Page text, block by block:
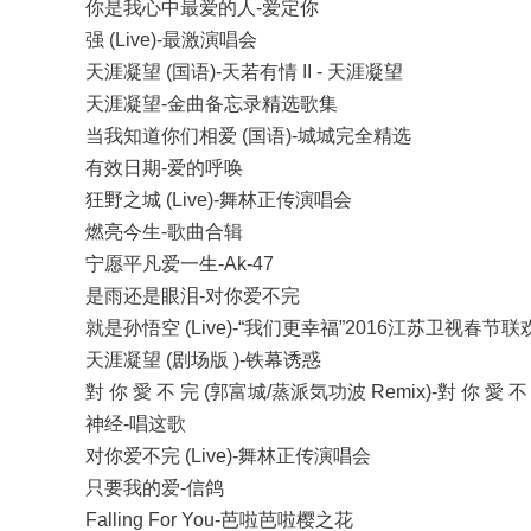
你是我心中最爱的人-爱定你
强 (Live)-最激演唱会
天涯凝望 (国语)-天若有情 II - 天涯凝望
天涯凝望-金曲备忘录精选歌集
当我知道你们相爱 (国语)-城城完全精选
有效日期-爱的呼唤
狂野之城 (Live)-舞林正传演唱会
燃亮今生-歌曲合辑
宁愿平凡爱一生-Ak-47
是雨还是眼泪-对你爱不完
就是孙悟空 (Live)-“我们更幸福”2016江苏卫视春节联
天涯凝望 (剧场版 )-铁幕诱惑
對 你 愛 不 完 (郭富城/蒸派気功波 Remix)-對 你 愛 不
神经-唱这歌
对你爱不完 (Live)-舞林正传演唱会
只要我的爱-信鸽
Falling For You-芭啦芭啦樱之花